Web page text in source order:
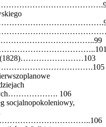
(1828)……………………103
106
socjalnopokoleniowy,